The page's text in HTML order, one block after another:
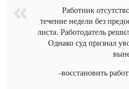
Работник
течение недели без
листа. Работодатель
Однако суд признал
-восстановить